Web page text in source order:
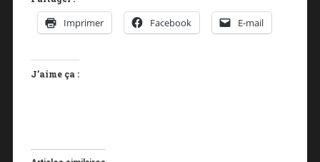
Imprimer Facebook E-mail
J’aime ça :